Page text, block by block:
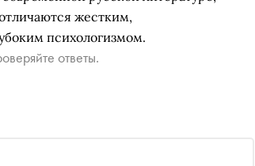
жестким,
психологизмом.
ответы.